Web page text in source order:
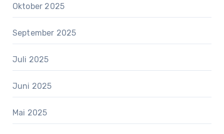
Oktober 2025
September 2025
Juli 2025
Juni 2025
Mai 2025